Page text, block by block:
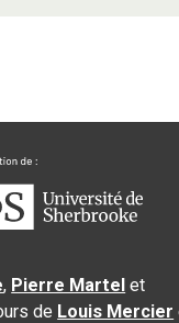
, Pierre Martel et
de Louis Mercier